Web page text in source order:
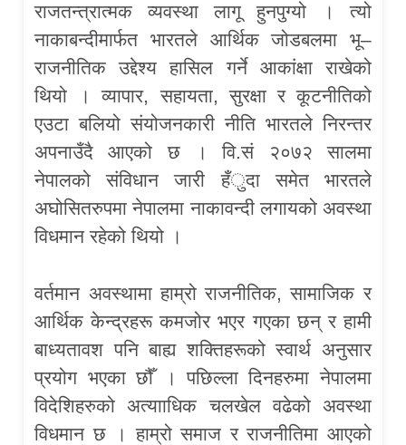
राजतन्त्रात्मक व्यवस्था लागू हुनपुग्यो । त्यो
नाकाबन्दीमार्फत भारतले आर्थिक जोडबलमा भू–
राजनीतिक उद्देश्य हासिल गर्ने आकांक्षा राखेको
थियो । व्यापार, सहायता, सुरक्षा र कूटनीतिको
एउटा बलियो संयोजनकारी नीति भारतले निरन्तर
अपनाउँदै आएको छ । वि.सं २०७२ सालमा
नेपालको संविधान जारी हँुदा समेत भारतले
अघोसितरुपमा नेपालमा नाकावन्दी लगायको अवस्था
विधमान रहेको थियो ।
वर्तमान अवस्थामा हाम्रो राजनीतिक, सामाजिक र
आर्थिक केन्द्रहरू कमजोर भएर गएका छन् र हामी
बाध्यतावश पनि बाह्य शक्तिहरूको स्वार्थ अनुसार
प्रयोग भएका छौँ । पछिल्ला दिनहरुमा नेपालमा
विदेशिहरुको अत्यााधिक चलखेल वढेको अवस्था
विधमान छ । हाम्रो समाज र राजनीतिमा आएको